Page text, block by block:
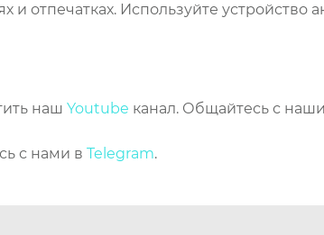
и отпечатках. Используйте устройство
наш Youtube канал. Общайтесь с
с нами в Telegram.